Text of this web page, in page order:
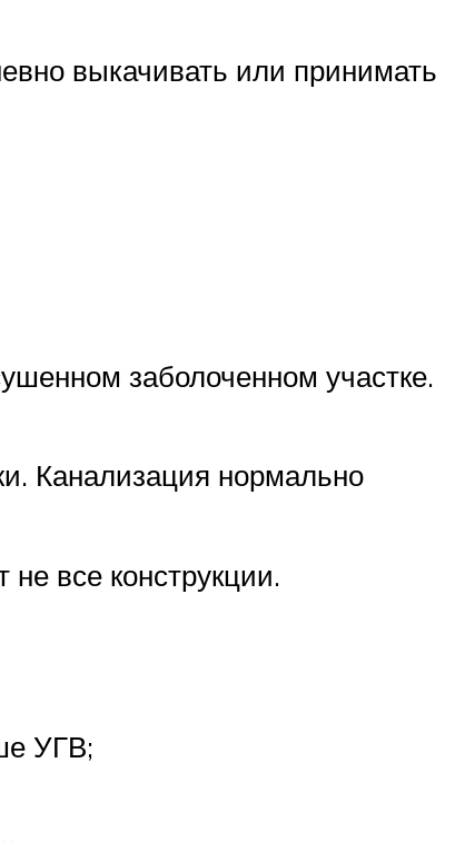
выкачивать или принимать
заболоченном участке.
Канализация нормально
все конструкции.
УГВ;